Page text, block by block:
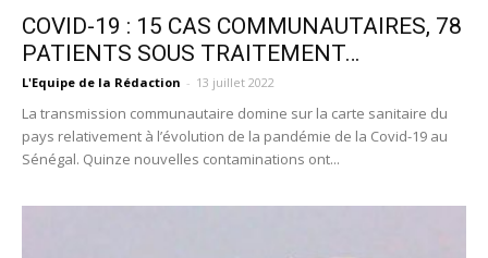
COVID-19 : 15 CAS COMMUNAUTAIRES, 78
PATIENTS SOUS TRAITEMENT…
L'Equipe de la Rédaction - 13 juillet 2022
La transmission communautaire domine sur la carte sanitaire du
pays relativement à l’évolution de la pandémie de la Covid-19 au
Sénégal. Quinze nouvelles contaminations ont...